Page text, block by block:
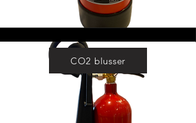
CO2 blusser